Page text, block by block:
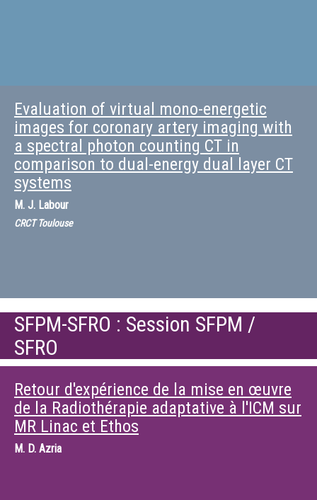
Evaluation of virtual mono-energetic
images for coronary artery imaging with
a spectral photon counting CT in
comparison to dual-energy dual layer CT
systems
M. J. Labour
CRCT Toulouse
SFPM-SFRO : Session SFPM /
SFRO
Retour d'expérience de la mise en œuvre
de la Radiothérapie adaptative à l'ICM sur
MR Linac et Ethos
M. D. Azria